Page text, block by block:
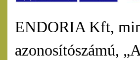
ENDORIA Kft,
azonosítószámú,